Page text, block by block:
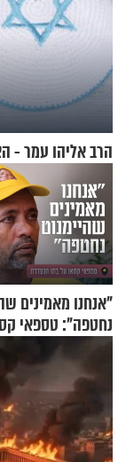
הרב אליהו עמר -
"אנחנו מאמינים
נחטפה": טספאי
הנעדרת